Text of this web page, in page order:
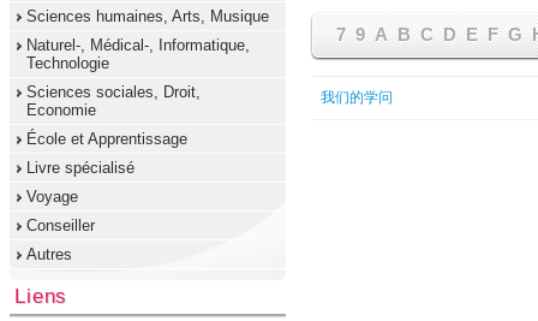
7 9 A B C D E F G
我们的学问
Sciences humaines, Arts, Musique
Naturel-, Médical-, Informatique,
Technologie
Sciences sociales, Droit,
Economie
École et Apprentissage
Livre spécialisé
Voyage
Conseiller
Autres
Liens